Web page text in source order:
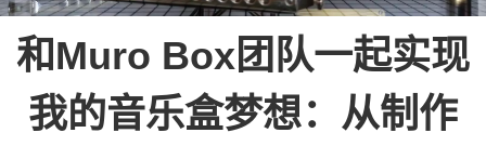
和Muro Box团队一起实现
我的音乐盒梦想：从制作